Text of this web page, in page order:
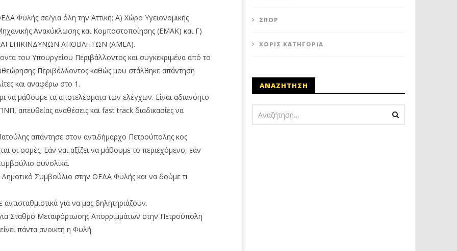
Φυλής σε/για όλη την Αττική; Α) Χώρο Υγειονομικής
Ανακύκλωσης και Κομποστοποίησης (ΕΜΑΚ) και Γ)
ΕΠΙΚΙΝΔΥΝΩΝ ΑΠΟΒΛΗΤΩΝ (ΑΜΕΑ).
του Υπουργείου Περιβάλλοντος και συγκεκριμένα από το
Περιβάλλοντος καθώς μου στάλθηκε απάντηση
και αναφέρω στο 1.
να μάθουμε τα αποτελέσματα των ελέγχων. Είναι αδιανόητο
απευθείας αναθέσεις και fast track διαδικασίες να
απάντησε στον αντιδήμαρχο Πετρούπολης κος
οσμές; Εάν ναι αξίζει να μάθουμε το περιεχόμενο, εάν
συνολικά.
Συμβούλιο στην ΟΕΔΑ Φυλής και να δούμε τι
για να μας δηλητηριάζουν.
Σταθμό Μεταφόρτωσης Απορριμμάτων στην Πετρούπολη
πάντα ανοικτή η Φυλή.
ΣΠΟΡ
ΧΩΡΊΣ ΚΑΤΗΓΟΡΊΑ
ΑΝΑΖΗΤΗΣΗ